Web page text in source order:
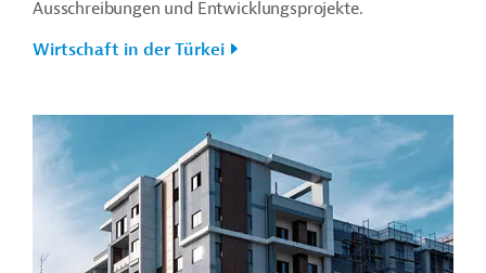
Ausschreibungen und Entwicklungsprojekte.
Wirtschaft in der Türkei